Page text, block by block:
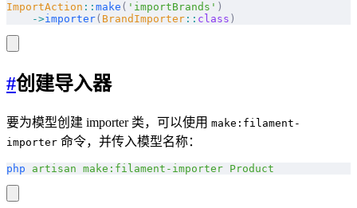
ImportAction :: make ( 'importBrands' )
    ->
importer( BrandImporter :: class )
#创建导入器
要为模型创建 importer 类，可以使用 make:filament-
importer 命令，并传入模型名称：
php artisan make:filament-importer Product